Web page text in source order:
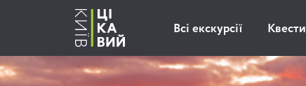
Всі екскурсії Квести